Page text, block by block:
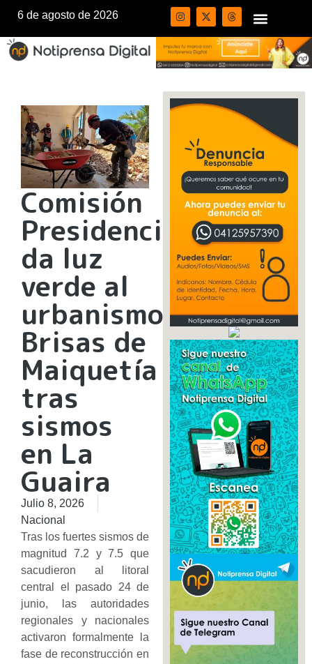
6 de agosto de 2026
Comisión
Presidencial
da luz
verde al
urbanismo
Brisas de
Maiquetía
tras
sismos
en La
Guaira
Julio 8, 2026
Nacional
Tras los fuertes sismos de
magnitud 7.2 y 7.5 que
sacudieron al litoral
central el pasado 24 de
junio, las autoridades
regionales y nacionales
activaron formalmente la
fase de reconstrucción en